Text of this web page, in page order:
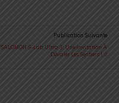
Publication Suivante
SALOMON S-Lab Ultra 3 : Une Invitation À
Dévaler Les Sentiers !